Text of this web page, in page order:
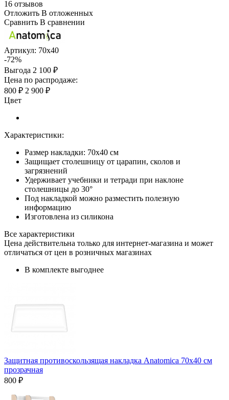
16 отзывов
Отложить В отложенных
Сравнить В сравнении
Артикул: 70х40
-72%
Выгода 2 100 ₽
Цена по распродаже:
800 ₽ 2 900 ₽
Цвет
Характеристики:
Размер накладки: 70х40 см
Защищает столешницу от царапин, сколов и
загрязнений
Удерживает учебники и тетради при наклоне
столешницы до 30°
Под накладкой можно разместить полезную
информацию
Изготовлена из силикона
Все характеристики
Цена действительна только для интернет-магазина и может
отличаться от цен в розничных магазинах
В комплекте выгоднее
Защитная противоскользящая накладка Anatomica 70х40 см
прозрачная
800 ₽